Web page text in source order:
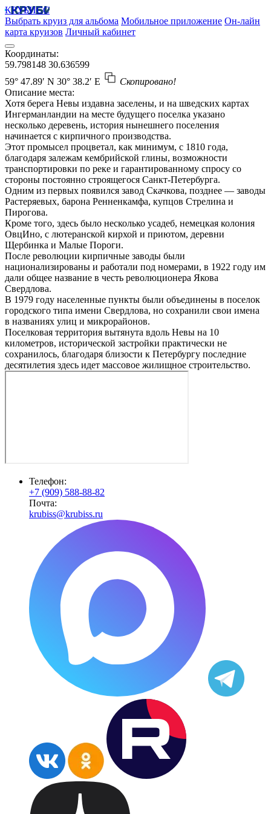
КРУБИСС
Выбрать круиз для альбома Мобильное приложение Он-лайн
карта круизов Личный кабинет
Координаты:
59.798148 30.636599
59° 47.89′ N 30° 38.2′ E
Скопировано!
Описание места:
Хотя берега Невы издавна заселены, и на шведских картах
Ингерманландии на месте будущего поселка указано
несколько деревень, история нынешнего поселения
начинается с кирпичного производства.
Этот промысел процветал, как минимум, с 1810 года,
благодаря залежам кембрийской глины, возможности
транспортировки по реке и гарантированному спросу со
стороны постоянно строящегося Санкт-Петербурга.
Одним из первых появился завод Скачкова, позднее — заводы
Растеряевых, барона Ренненкамфа, купцов Стрелина и
Пирогова.
Кроме того, здесь было несколько усадеб, немецкая колония
ОвцИно, с лютеранской кирхой и приютом, деревни
Щербинка и Малые Пороги.
После революции кирпичные заводы были
национализированы и работали под номерами, в 1922 году им
дали общее название в честь революционера Якова
Свердлова.
В 1979 году населенные пункты были объединены в поселок
городского типа имени Свердлова, но сохранили свои имена
в названиях улиц и микрорайонов.
Поселковая территория вытянута вдоль Невы на 10
километров, исторической застройки практически не
сохранилось, благодаря близости к Петербургу последние
десятилетия здесь идет массовое жилищное строительство.
Телефон:
+7 (909) 588-88-82
Почта:
krubiss@krubiss.ru